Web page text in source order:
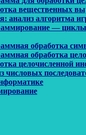
вещественных
анализ алгоритма
—
обработка
обработка
целочисленной
числовых